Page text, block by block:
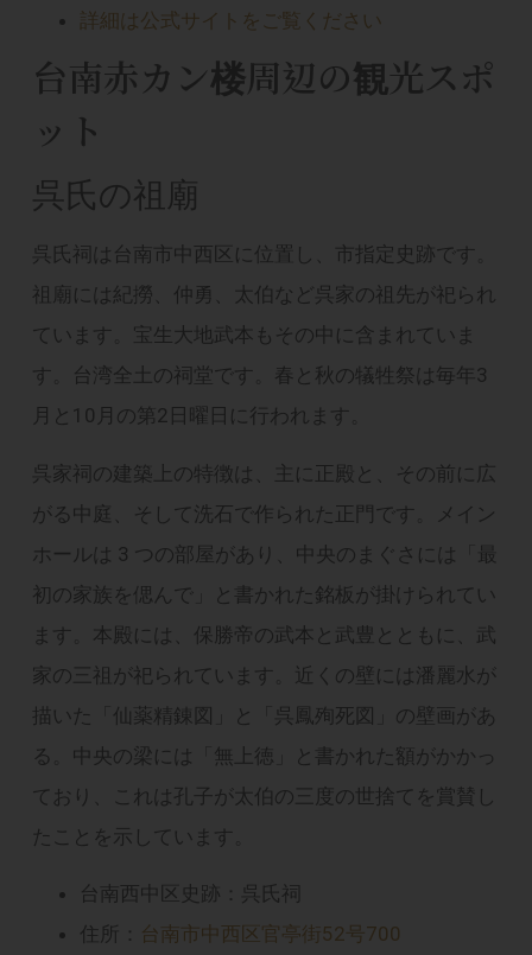
詳細は公式サイトをご覧ください
台南赤カン楼周辺の観光スポ
ット
呉氏の祖廟
呉氏祠は台南市中西区に位置し、市指定史跡です。
祖廟には紀撈、仲勇、太伯など呉家の祖先が祀られ
ています。宝生大地武本もその中に含まれていま
す。台湾全土の祠堂です。春と秋の犠牲祭は毎年3
月と10月の第2日曜日に行われます。
呉家祠の建築上の特徴は、主に正殿と、その前に広
がる中庭、そして洗石で作られた正門です。メイン
ホールは 3 つの部屋があり、中央のまぐさには「最
初の家族を偲んで」と書かれた銘板が掛けられてい
ます。本殿には、保勝帝の武本と武豊とともに、武
家の三祖が祀られています。近くの壁には潘麗水が
描いた「仙薬精錬図」と「呉鳳殉死図」の壁画があ
る。中央の梁には「無上徳」と書かれた額がかかっ
ており、これは孔子が太伯の三度の世捨てを賞賛し
たことを示しています。
台南西中区史跡：呉氏祠
住所： 台南市中西区官亭街52号700